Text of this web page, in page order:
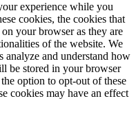
experience while you
cookies, the cookies that
on your browser as they are
of the website. We
analyze and understand how
be stored in your browser
option to opt-out of these
cookies may have an effect